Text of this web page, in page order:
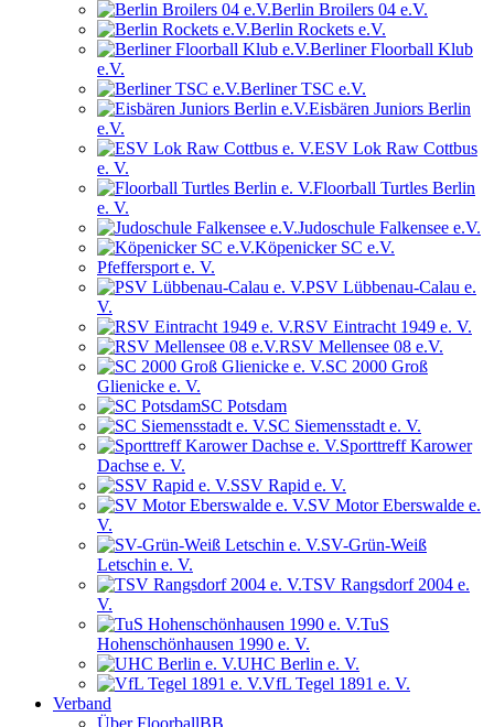
Berlin Broilers 04 e.V.
Berlin Rockets e.V.
Berliner Floorball Klub
e.V.
Berliner TSC e.V.
Eisbären Juniors Berlin
e.V.
ESV Lok Raw Cottbus
e. V.
Floorball Turtles Berlin
e. V.
Judoschule Falkensee e.V.
Köpenicker SC e.V.
Pfeffersport e. V.
PSV Lübbenau-Calau e.
V.
RSV Eintracht 1949 e. V.
RSV Mellensee 08 e.V.
SC 2000 Groß
Glienicke e. V.
SC Potsdam
SC Siemensstadt e. V.
Sporttreff Karower
Dachse e. V.
SSV Rapid e. V.
SV Motor Eberswalde e.
V.
SV-Grün-Weiß
Letschin e. V.
TSV Rangsdorf 2004 e.
V.
TuS
Hohenschönhausen 1990 e. V.
UHC Berlin e. V.
VfL Tegel 1891 e. V.
Verband
Über FloorballBB